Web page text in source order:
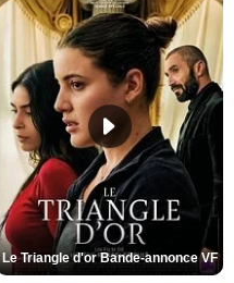
Le Triangle d'or Bande-annonce VF